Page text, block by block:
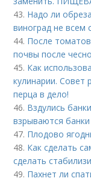
43. Надо ли
виноград не всем
44. После
почвы после
45. Как
кулинарии. Совет
перца в дело!
46. Вздулись
взрываются
47. Плодово
48. Как сделать
сделать
49. Пахнет ли